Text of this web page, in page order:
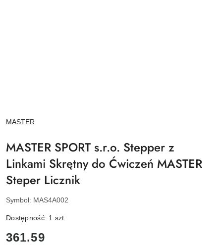
NAZWA
PRODUCENTA:
MASTER
MASTER SPORT s.r.o. Stepper z
Linkami Skrętny do Ćwiczeń MASTER
Steper Licznik
Symbol: MAS4A002
Dostępność: 1 szt.
cena:
361.59